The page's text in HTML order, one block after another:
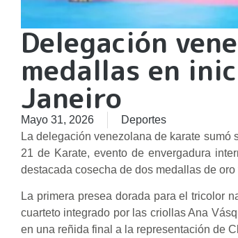
Delegación
medallas en
Janeiro
Mayo 31, 2026
Deportes
La delegación venezolana de karate
21 de Karate, evento de envergadura
destacada cosecha de dos medallas de
La primera presea dorada para el tricolor
cuarteto integrado por las criollas Ana
en una reñida final a la representación de